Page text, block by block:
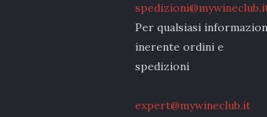
Per qualsiasi
inerente ordini e
spedizioni
expert@mywineclub.it